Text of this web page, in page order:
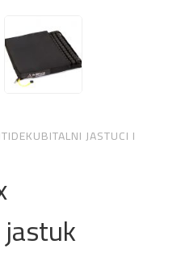
JASTUCI I